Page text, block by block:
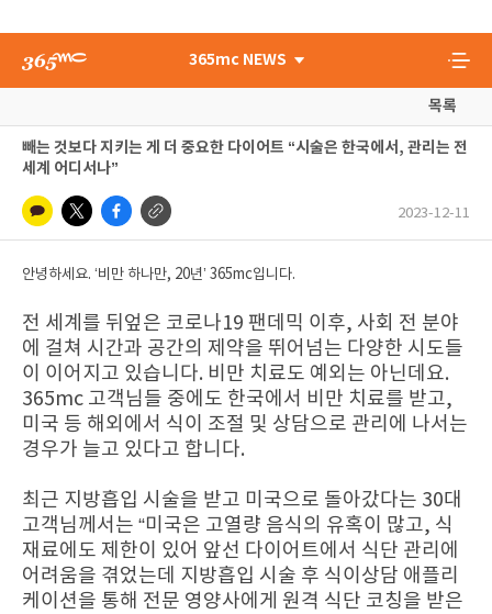
365mc NEWS
목록
빼는 것보다 지키는 게 더 중요한 다이어트 “시술은 한국에서, 관리는 전
세계 어디서나”
2023-12-11
안녕하세요. ‘비만 하나만, 20년’ 365mc입니다.
전 세계를 뒤엎은 코로나19 팬데믹 이후, 사회 전 분야
에 걸쳐 시간과 공간의 제약을 뛰어넘는 다양한 시도들
이 이어지고 있습니다. 비만 치료도 예외는 아닌데요.
365mc 고객님들 중에도 한국에서 비만 치료를 받고,
미국 등 해외에서 식이 조절 및 상담으로 관리에 나서는
경우가 늘고 있다고 합니다.
최근 지방흡입 시술을 받고 미국으로 돌아갔다는 30대
고객님께서는 “미국은 고열량 음식의 유혹이 많고, 식
재료에도 제한이 있어 앞선 다이어트에서 식단 관리에
어려움을 겪었는데 지방흡입 시술 후 식이상담 애플리
케이션을 통해 전문 영양사에게 원격 식단 코칭을 받은